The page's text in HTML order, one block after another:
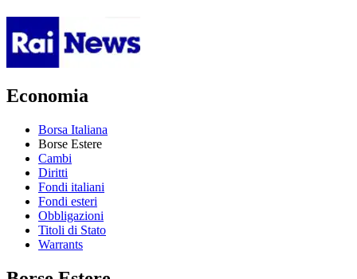
Economia
Borsa Italiana
Borse Estere
Cambi
Diritti
Fondi italiani
Fondi esteri
Obbligazioni
Titoli di Stato
Warrants